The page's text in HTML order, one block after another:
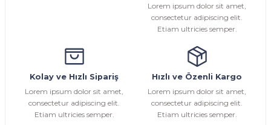
Lorem ipsum dolor sit amet,
consectetur adipiscing elit.
Etiam ultricies semper.
Kolay ve Hızlı Sipariş
Lorem ipsum dolor sit amet,
consectetur adipiscing elit.
Etiam ultricies semper.
Hızlı ve Özenli Kargo
Lorem ipsum dolor sit amet,
consectetur adipiscing elit.
Etiam ultricies semper.